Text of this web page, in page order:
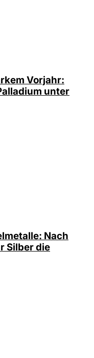
Vorjahr:
unter
Nach
Silber die